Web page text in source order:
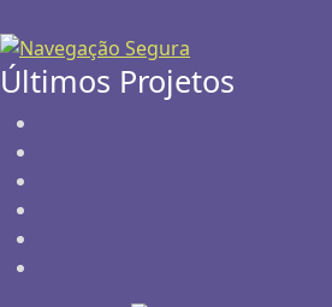
Últimos Projetos